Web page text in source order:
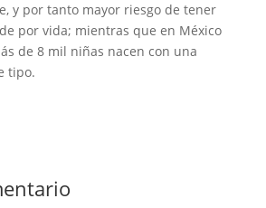
y por tanto mayor riesgo de tener
por vida; mientras que en México
de 8 mil niñas nacen con una
tipo.